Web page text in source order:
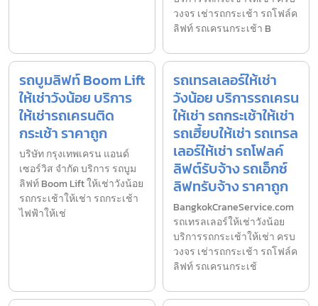
วงจร เช่ารถกระเช้า รถโฟล์ค
ลิฟท์ รถเครนกระเช้า B
รถบูมลิฟท์ Boom Lift
ให้เช่าวังน้อย บริการ
ให้เช่ารถเครนติด
กระเช้า ราคาถูก
บริษัท กรุงเทพเครน แอนด์
เซอร์วิส จำกัด บริการ รถบูม
ลิฟท์ Boom Lift ให้เช่าวังน้อย
รถกระเช้าให้เช่า รถกระเช้า
ไฟฟ้าให้เช่
รถเทรลเลอร์ให้เช่า
วังน้อย บริการรถเครน
ให้เช่า รถกระเช้าให้เช่า
รถเฮี้ยบให้เช่า รถเทรล
เลอร์ให้เช่า รถโฟลค์
ลิฟต์รับจ้าง รถเอ็กซ์
ลิฟทรับจ้าง ราคาถูก
BangkokCraneService.com
รถเทรลเลอร์ให้เช่าวังน้อย
บริการรถกระเช้าให้เช่า ครบ
วงจร เช่ารถกระเช้า รถโฟล์ค
ลิฟท์ รถเครนกระเช้